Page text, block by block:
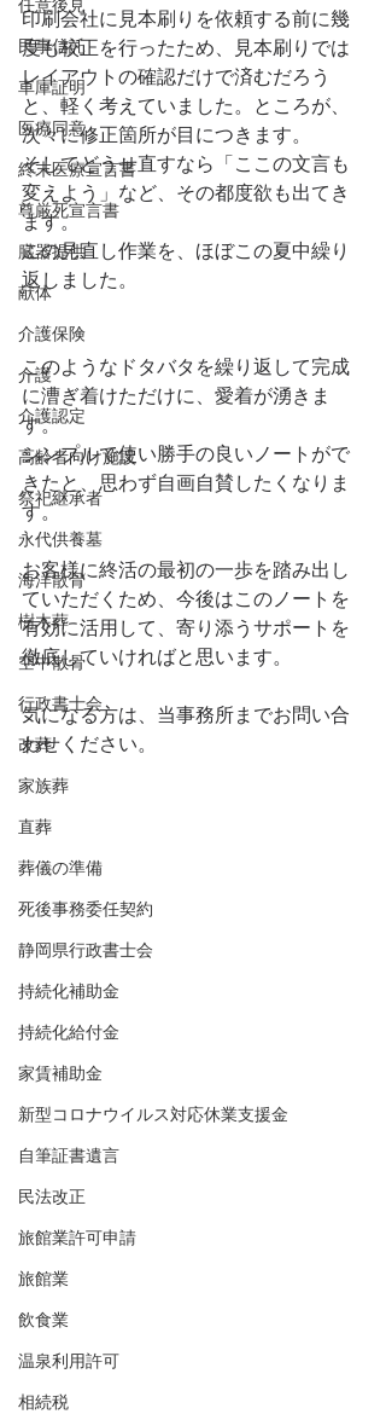
任意後見
民事信託
車庫証明
医療同意
終末医療宣言書
尊厳死宣言書
臓器提供
献体
介護保険
介護
介護認定
高齢者向け施設
祭祀継承者
永代供養墓
海洋散骨
樹木葬
空中散骨
行政書士会
改葬
家族葬
直葬
葬儀の準備
死後事務委任契約
静岡県行政書士会
持続化補助金
持続化給付金
家賃補助金
新型コロナウイルス対応休業支援金
自筆証書遺言
民法改正
旅館業許可申請
旅館業
飲食業
温泉利用許可
相続税
印刷会社に見本刷りを依頼する前に幾
度も校正を行ったため、見本刷りでは
レイアウトの確認だけで済むだろう
と、軽く考えていました。ところが、
次々に修正箇所が目につきます。
そしてどうせ直すなら「ここの文言も
変えよう」など、その都度欲も出てき
ます。
この見直し作業を、ほぼこの夏中繰り
返しました。
このようなドタバタを繰り返して完成
に漕ぎ着けただけに、愛着が湧きま
す。
シンプルで使い勝手の良いノートがで
きたと、思わず自画自賛したくなりま
す。
お客様に終活の最初の一歩を踏み出し
ていただくため、今後はこのノートを
有効に活用して、寄り添うサポートを
徹底していければと思います。
気になる方は、当事務所までお問い合
わせください。